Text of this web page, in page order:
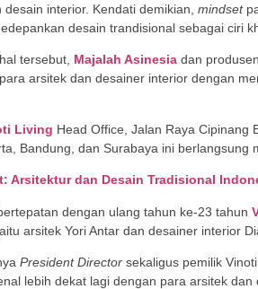
interior. Kendati demikian, mindset
desain trandisional sebagai ciri
tersebut, Majalah Asinesia dan
arsitek dan desainer interior dengan
Living Head Office, Jalan Raya Cipinang
Bandung, dan Surabaya ini berlangsung
Arsitektur dan Desain Tradisional
dengan ulang tahun ke-23 tahun
arsitek Yori Antar dan desainer interior
President Director sekaligus pemilik Vinoti
lebih dekat lagi dengan para arsitek